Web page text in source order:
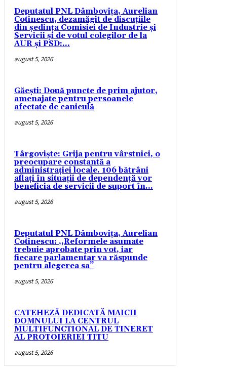
Deputatul PNL Dâmbovița, Aurelian
Cotinescu, dezamăgit de discuțiile
din ședința Comisiei de Industrie și
Servicii și de votul colegilor de la
AUR și PSD:...
august 5, 2026
Găești: Două puncte de prim ajutor,
amenajate pentru persoanele
afectate de caniculă
august 5, 2026
Târgoviște: Grija pentru vârstnici, o
preocupare constantă a
administrației locale. 106 bătrâni
aflați în situații de dependență vor
beneficia de servicii de suport în...
august 5, 2026
Deputatul PNL Dâmbovița, Aurelian
Cotinescu: ,,Reformele asumate
trebuie aprobate prin vot, iar
fiecare parlamentar va răspunde
pentru alegerea sa’’
august 5, 2026
CATEHEZĂ DEDICATĂ MAICII
DOMNULUI LA CENTRUL
MULTIFUNCȚIONAL DE TINERET
AL PROTOIERIEI TITU
august 5, 2026